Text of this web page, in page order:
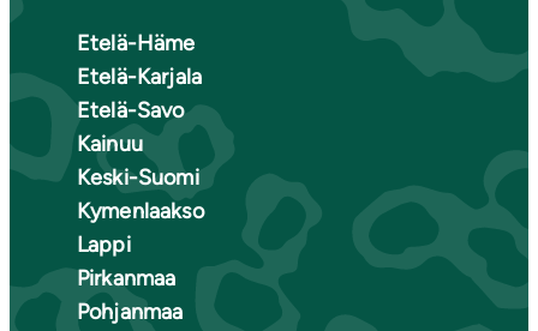
Etelä-Häme
Etelä-Karjala
Etelä-Savo
Kainuu
Keski-Suomi
Kymenlaakso
Lappi
Pirkanmaa
Pohjanmaa